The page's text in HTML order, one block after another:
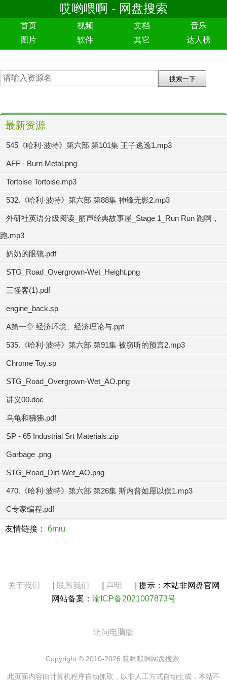
哎哟喂啊 - 网盘搜索
首页 视频 文档
音乐
图片
软件 其它 达人榜
最新资源
545《哈利·波特》第六部 第101集 王子逃逸1.mp3
AFF - Burn Metal.png
Tortoise Tortoise.mp3
532.《哈利·波特》第六部 第88集 神锋无影2.mp3
外研社英语分级阅读_丽声经典故事屋_Stage 1_Run Run 跑啊，
跑.mp3
奶奶的眼镜.pdf
STG_Road_Overgrown-Wet_Height.png
三怪客(1).pdf
engine_back.sp
A第一章 经济环境、经济理论与.ppt
535.《哈利·波特》第六部 第91集 被窃听的预言2.mp3
Chrome Toy.sp
STG_Road_Overgrown-Wet_AO.png
讲义00.doc
乌龟和狒狒.pdf
SP - 65 Industrial Srt Materials.zip
Garbage .png
STG_Road_Dirt-Wet_AO.png
470.《哈利·波特》第六部 第26集 斯内普如愿以偿1.mp3
C专家编程.pdf
友情链接： 6miu
关于我们 联系我们 声明
提示：本站非网盘官网
网站备案： 渝ICP备2021007873号
访问电脑版
Copyright © 2010-2026 哎哟喂啊网盘搜索.
此页面内容由计算机程序自动抓取，以非人工方式自动生成，本站不